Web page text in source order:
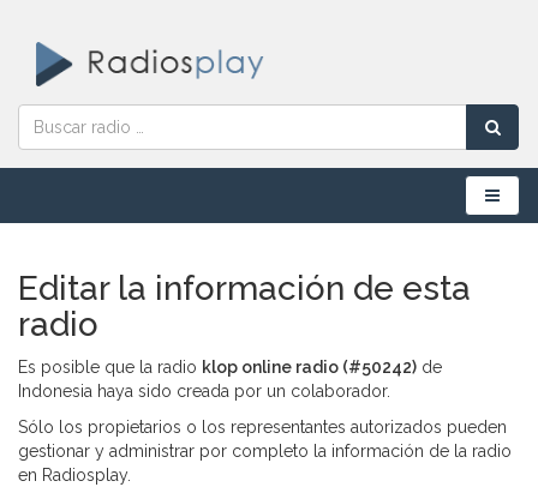
Menú
Editar la información de esta
radio
Es posible que la radio klop online radio (#50242) de
Indonesia haya sido creada por un colaborador.
Sólo los propietarios o los representantes autorizados pueden
gestionar y administrar por completo la información de la radio
en Radiosplay.